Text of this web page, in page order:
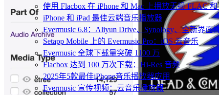
使用 Flacbox 在 iPhone 和 Mac 上播放无损 FLAC
iPhone 和 iPad 最佳云端音乐播放器
Evermusic 6.8：Aliyun Drive、Synology、全新界面
Setapp Mobile 上的 Evermusic Pro：iOS 云音乐
Evermusic 全球下载量突破 1100 万
Flacbox 达到 100 万次下载：Hi-Res 音频
2025年5款最佳iPhone音乐播放器应用
Evermusic 宣传视频：云音乐播放器